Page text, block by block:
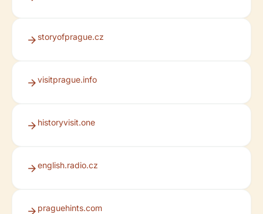
storyofprague.cz
visitprague.info
historyvisit.one
english.radio.cz
praguehints.com